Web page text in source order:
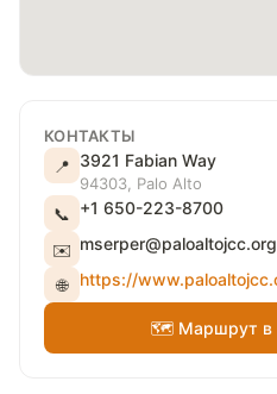
КОНТАКТЫ
📍 3921 Fabian Way
94303, Palo Alto
📞 +1 650-223-8700
✉️ mserper@paloaltojcc.org
🌐 https://
🗺 Маршрут в